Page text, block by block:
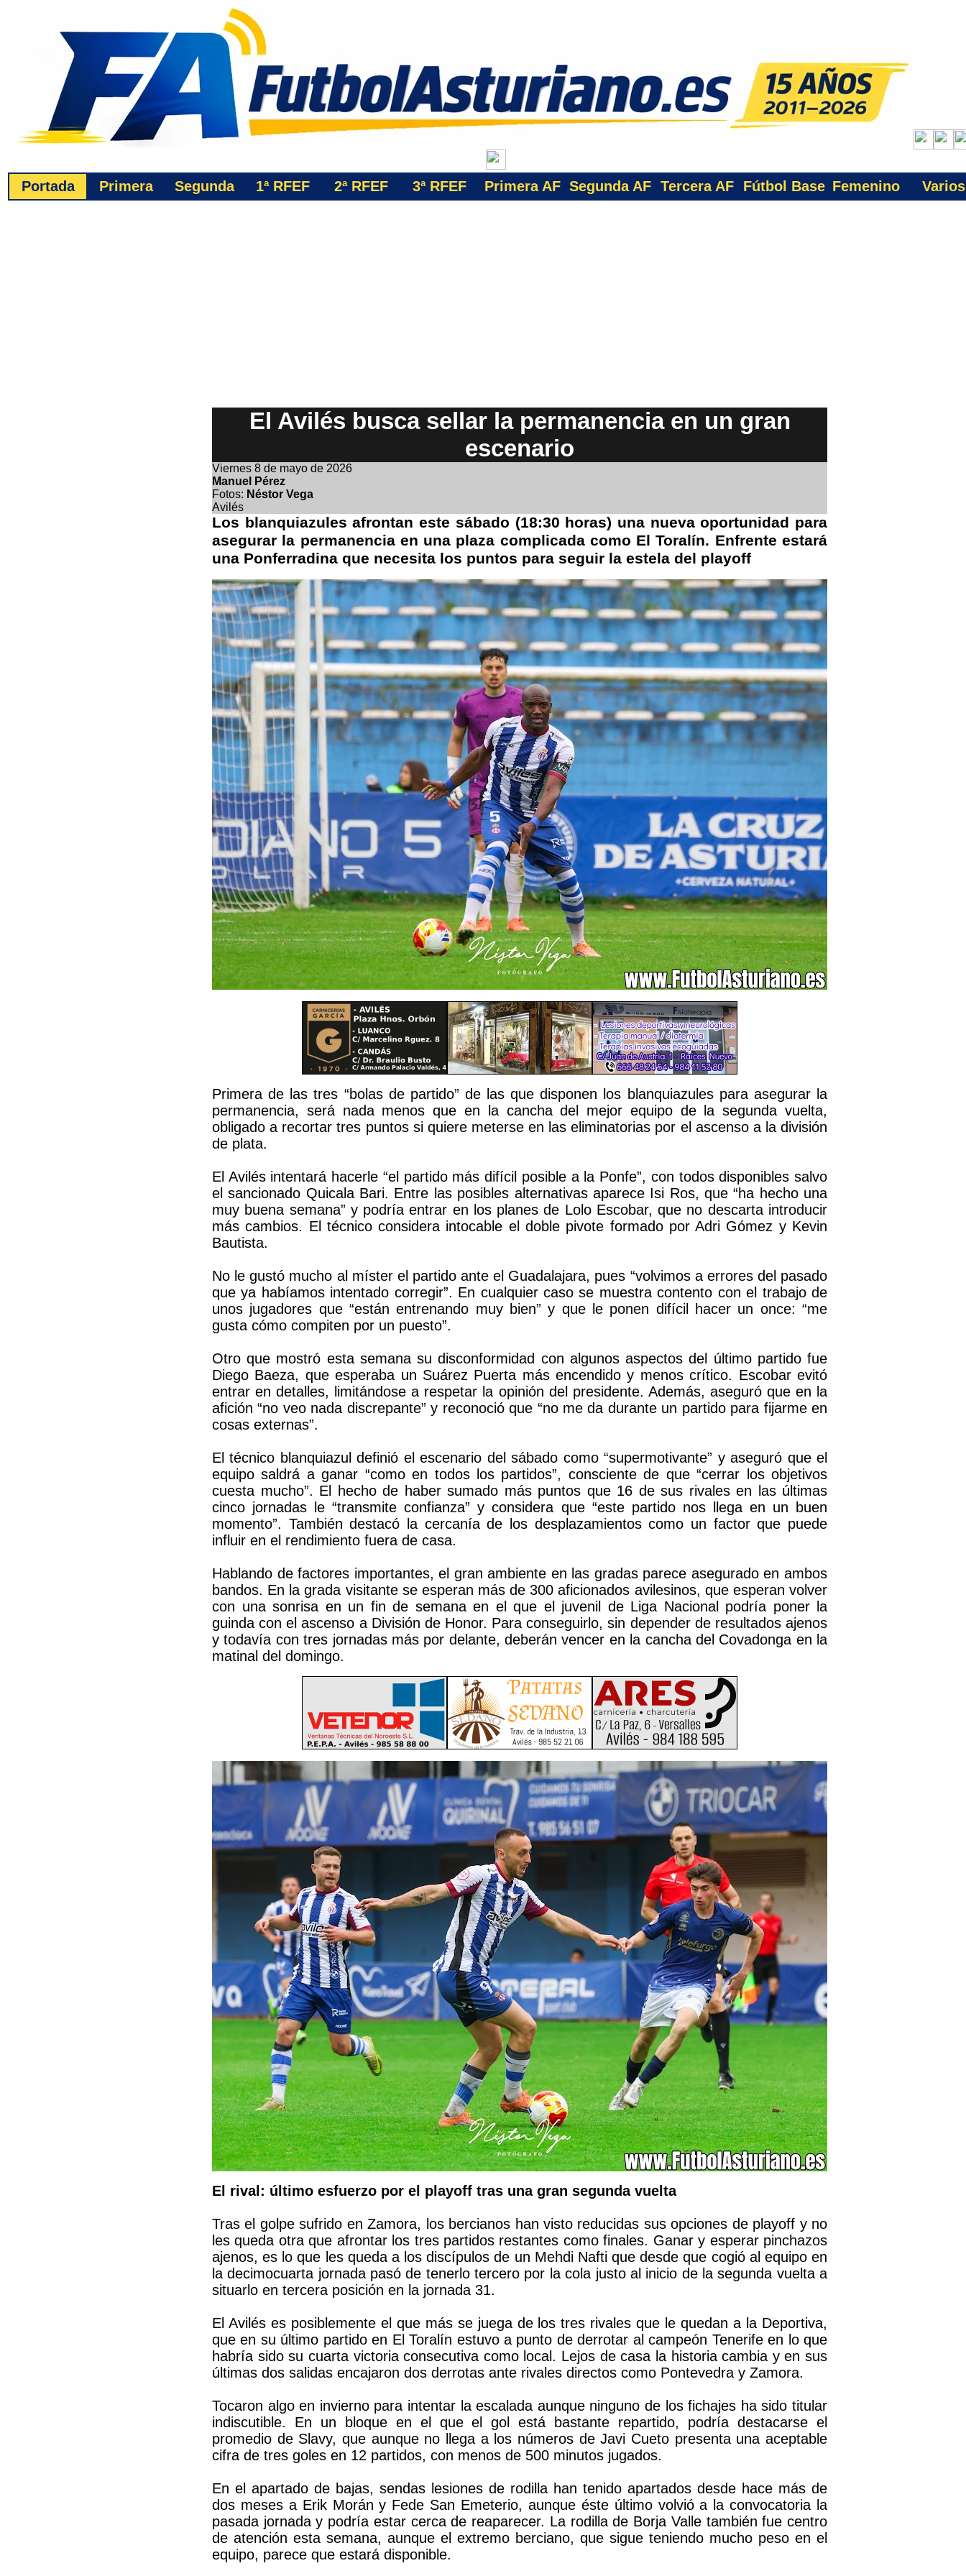
Portada Primera Segunda 1ªRFEF 2ª RFEF 3ªRFEF Primera AF Segunda AF Tercera AF Fútbol Base Femenino Varios
El Avilés busca sellar la permanencia en un gran
escenario
Viernes 8 de mayo de 2026
Manuel Pérez
Fotos: Néstor Vega
Avilés
Los blanquiazules afrontan este sábado (18:30 horas) una nueva oportunidad para
asegurar la permanencia en una plaza complicada como El Toralín. Enfrente estará
una Ponferradina que necesita los puntos para seguir la estela del playoff
Primera de las tres “bolas de partido” de las que disponen los blanquiazules para asegurar la
permanencia, será nada menos que en la cancha del mejor equipo de la segunda vuelta,
obligado a recortar tres puntos si quiere meterse en las eliminatorias por el ascenso a la división
de plata.
El Avilés intentará hacerle “el partido más difícil posible a la Ponfe”, con todos disponibles salvo
el sancionado Quicala Bari. Entre las posibles alternativas aparece Isi Ros, que “ha hecho una
muy buena semana” y podría entrar en los planes de Lolo Escobar, que no descarta introducir
más cambios. El técnico considera intocable el doble pivote formado por Adri Gómez y Kevin
Bautista.
No le gustó mucho al míster el partido ante el Guadalajara, pues “volvimos a errores del pasado
que ya habíamos intentado corregir”. En cualquier caso se muestra contento con el trabajo de
unos jugadores que “están entrenando muy bien” y que le ponen difícil hacer un once: “me
gusta cómo compiten por un puesto”.
Otro que mostró esta semana su disconformidad con algunos aspectos del último partido fue
Diego Baeza, que esperaba un Suárez Puerta más encendido y menos crítico. Escobar evitó
entrar en detalles, limitándose a respetar la opinión del presidente. Además, aseguró que en la
afición “no veo nada discrepante” y reconoció que “no me da durante un partido para fijarme en
cosas externas”.
El técnico blanquiazul definió el escenario del sábado como “supermotivante” y aseguró que el
equipo saldrá a ganar “como en todos los partidos”, consciente de que “cerrar los objetivos
cuesta mucho”. El hecho de haber sumado más puntos que 16 de sus rivales en las últimas
cinco jornadas le “transmite confianza” y considera que “este partido nos llega en un buen
momento”. También destacó la cercanía de los desplazamientos como un factor que puede
influir en el rendimiento fuera de casa.
Hablando de factores importantes, el gran ambiente en las gradas parece asegurado en ambos
bandos. En la grada visitante se esperan más de 300 aficionados avilesinos, que esperan volver
con una sonrisa en un fin de semana en el que el juvenil de Liga Nacional podría poner la
guinda con el ascenso a División de Honor. Para conseguirlo, sin depender de resultados ajenos
y todavía con tres jornadas más por delante, deberán vencer en la cancha del Covadonga en la
matinal del domingo.
El rival: último esfuerzo por el playoff tras una gran segunda vuelta
Tras el golpe sufrido en Zamora, los bercianos han visto reducidas sus opciones de playoff y no
les queda otra que afrontar los tres partidos restantes como finales. Ganar y esperar pinchazos
ajenos, es lo que les queda a los discípulos de un Mehdi Nafti que desde que cogió al equipo en
la decimocuarta jornada pasó de tenerlo tercero por la cola justo al inicio de la segunda vuelta a
situarlo en tercera posición en la jornada 31.
El Avilés es posiblemente el que más se juega de los tres rivales que le quedan a la Deportiva,
que en su último partido en El Toralín estuvo a punto de derrotar al campeón Tenerife en lo que
habría sido su cuarta victoria consecutiva como local. Lejos de casa la historia cambia y en sus
últimas dos salidas encajaron dos derrotas ante rivales directos como Pontevedra y Zamora.
Tocaron algo en invierno para intentar la escalada aunque ninguno de los fichajes ha sido titular
indiscutible. En un bloque en el que el gol está bastante repartido, podría destacarse el
promedio de Slavy, que aunque no llega a los números de Javi Cueto presenta una aceptable
cifra de tres goles en 12 partidos, con menos de 500 minutos jugados.
En el apartado de bajas, sendas lesiones de rodilla han tenido apartados desde hace más de
dos meses a Erik Morán y Fede San Emeterio, aunque éste último volvió a la convocatoria la
pasada jornada y podría estar cerca de reaparecer. La rodilla de Borja Valle también fue centro
de atención esta semana, aunque el extremo berciano, que sigue teniendo mucho peso en el
equipo, parece que estará disponible.